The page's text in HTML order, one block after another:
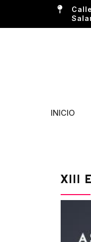
INICIO
XIII